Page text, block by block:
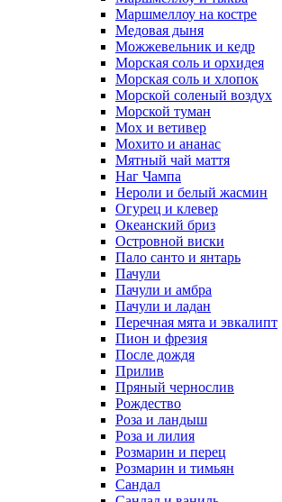
Маршмеллоу на костре
Медовая дыня
Можжевельник и кедр
Морская соль и орхидея
Морская соль и хлопок
Морской соленый воздух
Морской туман
Мох и ветивер
Мохито и ананас
Мятный чай маття
Наг Чампа
Нероли и белый жасмин
Огурец и клевер
Океанский бриз
Островной виски
Пало санто и янтарь
Пачули
Пачули и амбра
Пачули и ладан
Перечная мята и эвкалипт
Пион и фрезия
После дождя
Прилив
Пряный чернослив
Рождество
Роза и ландыш
Роза и лилия
Розмарин и перец
Розмарин и тимьян
Сандал